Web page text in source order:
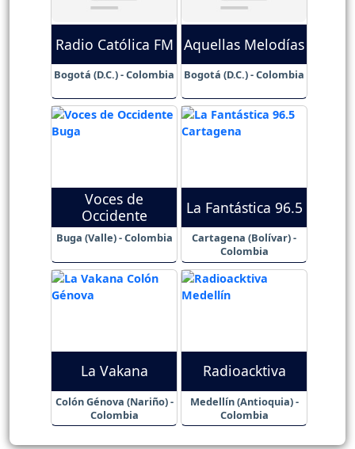
Radio Católica FM
Bogotá (D.C.) - Colombia
Aquellas Melodías
Bogotá (D.C.) - Colombia
Voces de
Occidente
Buga (Valle) - Colombia
La Fantástica 96.5
Cartagena (Bolívar) -
Colombia
La Vakana
Colón Génova (Nariño) -
Colombia
Radioacktiva
Medellín (Antioquia) -
Colombia